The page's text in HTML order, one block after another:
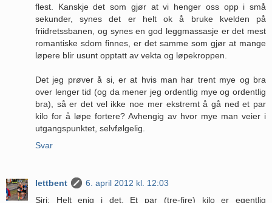
flest. Kanskje det som gjør at vi henger oss opp i små
sekunder, synes det er helt ok å bruke kvelden på
friidretssbanen, og synes en god leggmassasje er det mest
romantiske sdom finnes, er det samme som gjør at mange
løpere blir usunt opptatt av vekta og løpekroppen.
Det jeg prøver å si, er at hvis man har trent mye og bra
over lenger tid (og da mener jeg ordentlig mye og ordentlig
bra), så er det vel ikke noe mer ekstremt å gå ned et par
kilo for å løpe fortere? Avhengig av hvor mye man veier i
utgangspunktet, selvfølgelig.
Svar
lettbent
6. april 2012 kl. 12:03
Siri: Helt enig i det. Et par (tre-fire) kilo er egentlig